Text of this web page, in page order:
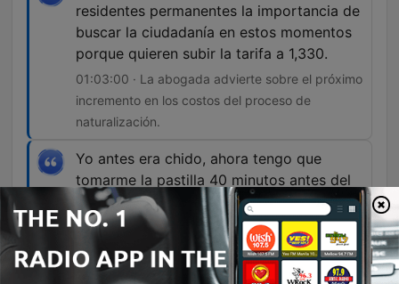
residentes permanentes la importancia de
buscar la ciudadanía en estos momentos
porque quieren subir la tarifa a 1,330.
01:03:00 · La abogada advierte sobre el próximo
incremento en los costos del proceso de
naturalización.
Yo antes era chido, ahora tengo que
tomarme la pastilla 40 minutos antes del
acto sexual.
01:25:08 · Un comentario humorístico enviado
por un oyente sobre los cambios en la salud
masculina.